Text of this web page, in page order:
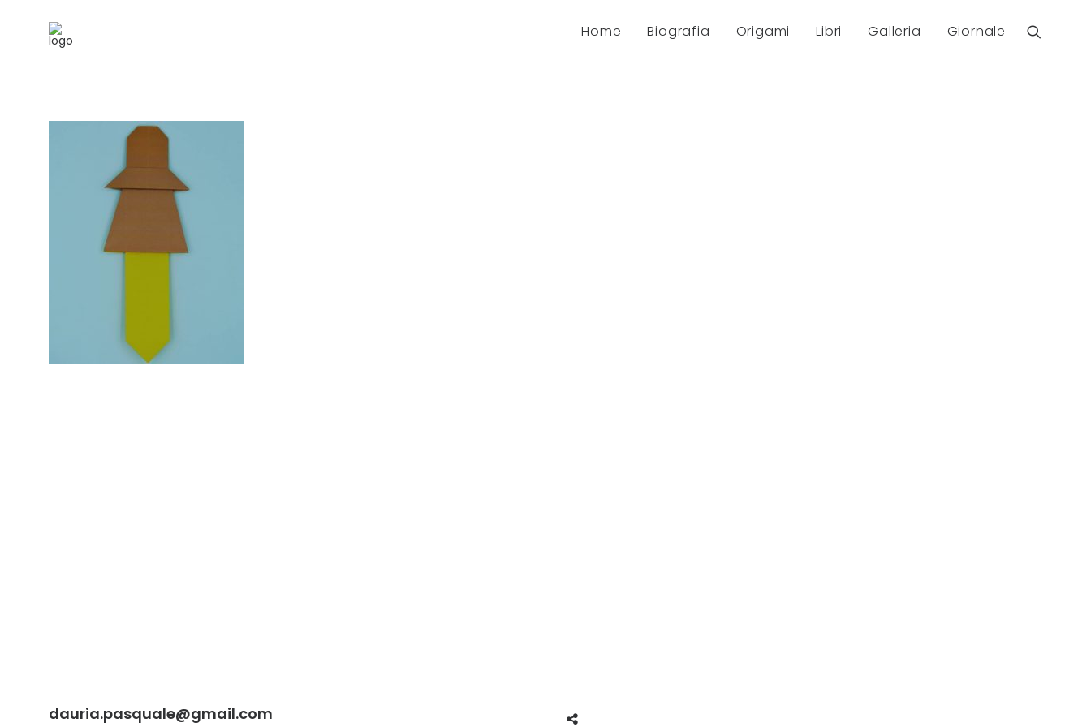
Home Biografia Origami Libri Galleria Giornale
dauria.pasquale@gmail.com